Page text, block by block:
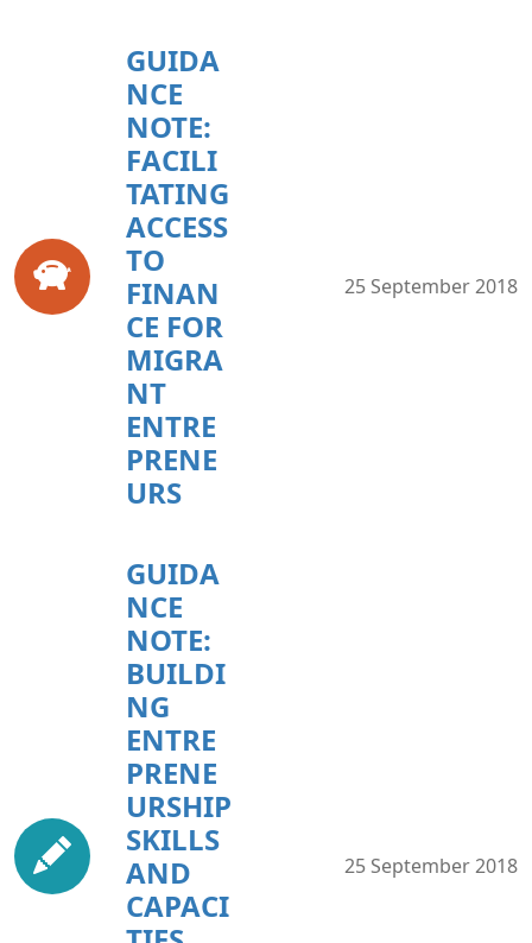
GUIDA
NCE
NOTE:
FACILI
TATING
ACCESS
TO
FINAN
CE FOR
MIGRA
NT
ENTRE
PRENE
URS
25 September 2018
GUIDA
NCE
NOTE:
BUILDI
NG
ENTRE
PRENE
URSHIP
SKILLS
AND
CAPACI
25 September 2018